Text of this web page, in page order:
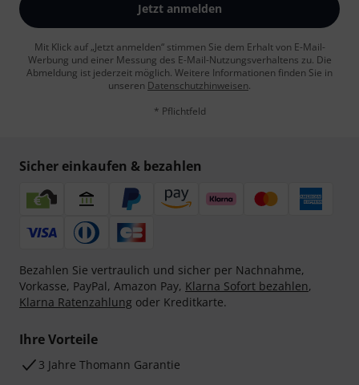
Jetzt anmelden
Mit Klick auf „Jetzt anmelden“ stimmen Sie dem Erhalt von E-Mail-
Werbung und einer Messung des E-Mail-Nutzungsverhaltens zu. Die
Abmeldung ist jederzeit möglich. Weitere Informationen finden Sie in
unseren Datenschutzhinweisen.
* Pflichtfeld
Sicher einkaufen & bezahlen
Bezahlen Sie vertraulich und sicher per Nachnahme,
Vorkasse, PayPal, Amazon Pay, Klarna Sofort bezahlen,
Klarna Ratenzahlung oder Kreditkarte.
Ihre Vorteile
3 Jahre Thomann Garantie